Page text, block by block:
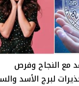
مع النجاح وفرص
لبرج الأسد